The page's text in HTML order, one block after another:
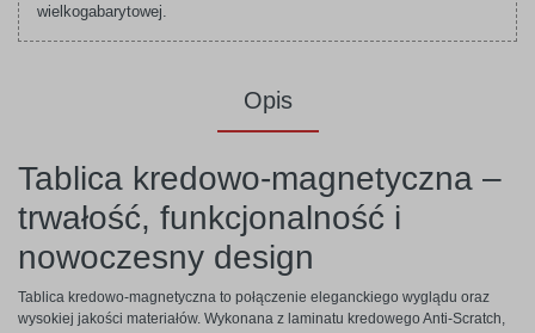
wielkogabarytowej.
Opis
Tablica kredowo-magnetyczna –
trwałość, funkcjonalność i
nowoczesny design
Tablica kredowo-magnetyczna to połączenie eleganckiego wyglądu oraz
wysokiej jakości materiałów. Wykonana z laminatu kredowego Anti-Scratch,